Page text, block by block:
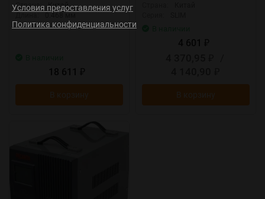
Страна:
Китай
0.468 мм
Условия предоставления услуг
Политика конфиденциальности